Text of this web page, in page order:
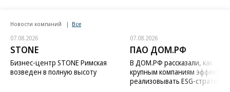
Новости компаний Все
07.08.2026
STONE
Бизнес-центр STONE Римская
возведен в полную высоту
07.08.2026
ПАО ДОМ.РФ
В ДОМ.РФ рассказали, как
крупным компаниям
реализовывать ESG-стратегию